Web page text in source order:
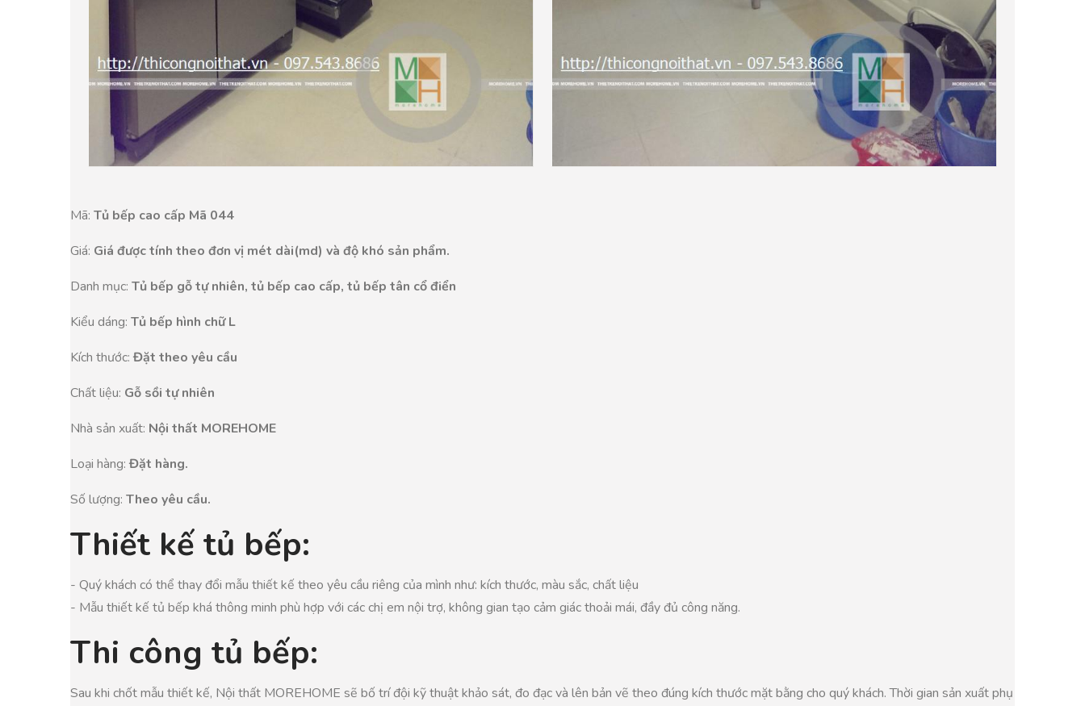
Mã: Tủ bếp cao cấp Mã 044
Giá: Giá được tính theo đơn vị mét dài(md) và độ khó sản phẩm.​
Danh mục: Tủ bếp gỗ tự nhiên, tủ bếp cao cấp, tủ bếp tân cổ điển
Kiểu dáng: Tủ bếp hình chữ L
Kích thước: Đặt theo yêu cầu
Chất liệu: Gỗ sồi tự nhiên
Nhà sản xuất: Nội thất MOREHOME
Loại hàng: Đặt hàng.
Số lượng: Theo yêu cầu.
Thiết kế tủ bếp:
- Quý khách có thể thay đổi mẫu thiết kế theo yêu cầu riêng của mình như: kích thước, màu sắc, chất liệu
- Mẫu thiết kế tủ bếp khá thông minh phù hợp với các chị em nội trợ, không gian tạo cảm giác thoải mái, đầy đủ công năng.
Thi công tủ bếp:
Sau khi chốt mẫu thiết kế, Nội thất MOREHOME sẽ bố trí đội kỹ thuật khảo sát, đo đạc và lên bản vẽ theo đúng kích thước mặt bằng cho quý khách. Thời gian sản xuất phụ